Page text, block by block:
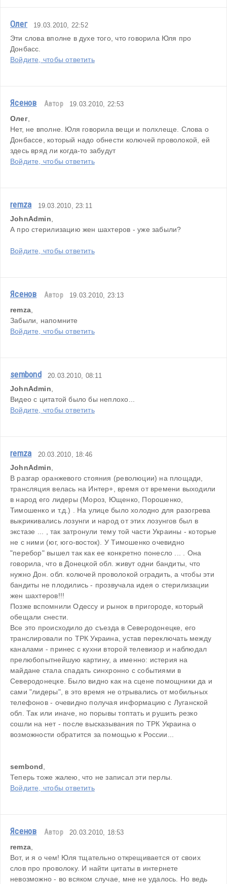
Олег 19.03.2010, 22:52
Эти слова вполне в духе того, что говорила Юля про
Донбасс.
Войдите, чтобы ответить
Ясенов Автор 19.03.2010, 22:53
Олег,
Нет, не вполне. Юля говорила вещи и полхлеще. Слова о
Донбассе, который надо обнести колючей проволокой, ей
здесь вряд ли когда-то забудут
Войдите, чтобы ответить
remza 19.03.2010, 23:11
JohnAdmin,
А про стерилизацию жен шахтеров - уже забыли?
Войдите, чтобы ответить
Ясенов Автор 19.03.2010, 23:13
remza,
Забыли, напомните
Войдите, чтобы ответить
sembond 20.03.2010, 08:11
JohnAdmin,
Видео с цитатой было бы неплохо...
Войдите, чтобы ответить
remza 20.03.2010, 18:46
JohnAdmin,
В разгар оранжевого стояния (революции) на площади,
трансляция велась на Интер+, время от времени выходили
в народ его лидеры (Мороз, Ющенко, Порошенко,
Тимошенко и т.д.) . На улице было холодно для разогрева
выкрикивались лозунги и народ от этих лозунгов был в
экстазе ... , так затронули тему той части Украины - которые
не с ними (юг, юго-восток). У Тимошенко очевидно
"перебор" вышел так как ее конкретно понесло ... . Она
говорила, что в Донецкой обл. живут одни бандиты, что
нужно Дон. обл. колючей проволокой оградить, а чтобы эти
бандиты не плодились - прозвучала идея о стерилизации
жен шахтеров!!!
Позже вспомнили Одессу и рынок в пригороде, который
обещали снести.
Все это происходило до съезда в Северодонецке, его
транслировали по ТРК Украина, устав переключать между
каналами - принес с кухни второй телевизор и наблюдал
прелюбопытнейшую картину, а именно: истерия на
майдане стала спадать синхронно с событиями в
Северодонецке. Было видно как на сцене помощники да и
сами "лидеры", в это время не отрывались от мобильных
телефонов - очевидно получая информацию с Луганской
обл. Так или иначе, но порывы топтать и рушить резко
сошли на нет - после высказывания по ТРК Украина о
возможности обратится за помощью к России...
sembond,
Теперь тоже жалею, что не записал эти перлы.
Войдите, чтобы ответить
Ясенов Автор 20.03.2010, 18:53
remza,
Вот, и я о чем! Юля тщательно открещивается от своих
слов про проволоку. И найти цитаты в интернете
невозможно - во всяком случае, мне не удалось. Но ведь